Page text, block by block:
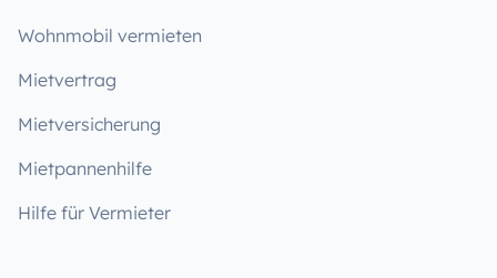
Wohnmobil vermieten
Mietvertrag
Mietversicherung
Mietpannenhilfe
Hilfe für Vermieter